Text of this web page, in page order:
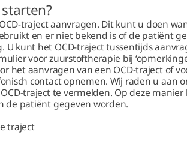
traject aanvragen. Dit kunt u doen
en er niet bekend is of de patiënt
kunt het OCD-traject tussentijds
voor zuurstoftherapie bij
het aanvragen van een OCD-traject of
contact opnemen. Wij raden u aan
traject te vermelden. Op deze manier
de patiënt gegeven worden.
traject